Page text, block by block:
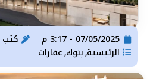
07/05/2025 - 3:17 م كتب
الرئيسية, بنوك, عقارات